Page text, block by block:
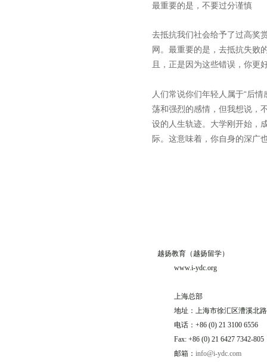
最重要的是，不要过分谨慎
去抵抗我们社会给予了过高奖
网。最重要的是，去抵抗失败
且，正是因为这些错误，你更
人们常说你们年轻人属于“后情
荡和强烈的感情，但我想说，
设的人生轨迹。大学刚开始，
际。这意味着，你自身的深广
越扬教育（越扬留学）
www.i-ydc.org
上海总部
地址：上海市徐汇区漕溪北
电话：+86 (0) 21 3100 6556
Fax: +86 (0) 21 6427 7342-805
邮箱：info@i-ydc.com